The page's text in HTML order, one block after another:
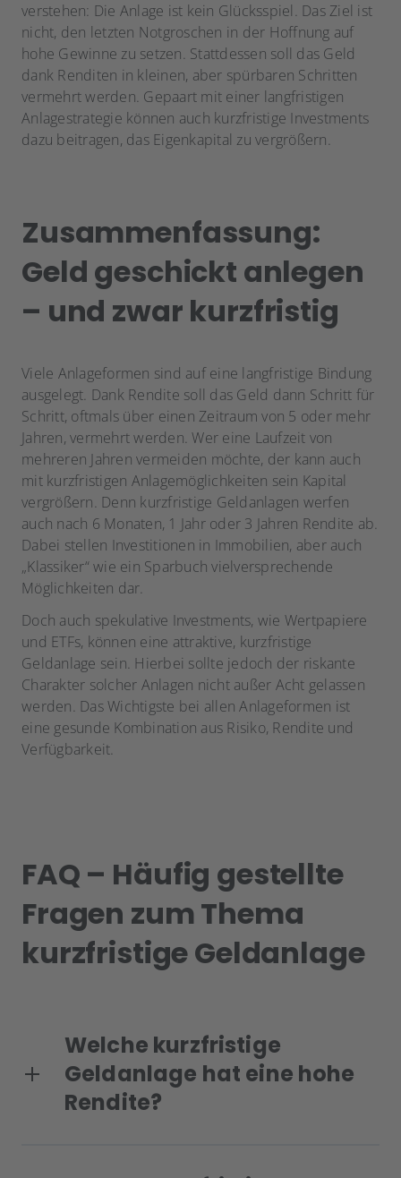
verstehen: Die Anlage ist kein Glücksspiel. Das Ziel ist
nicht, den letzten Notgroschen in der Hoffnung auf
hohe Gewinne zu setzen. Stattdessen soll das Geld
dank Renditen in kleinen, aber spürbaren Schritten
vermehrt werden. Gepaart mit einer langfristigen
Anlagestrategie können auch kurzfristige Investments
dazu beitragen, das Eigenkapital zu vergrößern.
Zusammenfassung:
Geld geschickt anlegen
– und zwar kurzfristig
Viele Anlageformen sind auf eine langfristige Bindung
ausgelegt. Dank Rendite soll das Geld dann Schritt für
Schritt, oftmals über einen Zeitraum von 5 oder mehr
Jahren, vermehrt werden. Wer eine Laufzeit von
mehreren Jahren vermeiden möchte, der kann auch
mit kurzfristigen Anlagemöglichkeiten sein Kapital
vergrößern. Denn kurzfristige Geldanlagen werfen
auch nach 6 Monaten, 1 Jahr oder 3 Jahren Rendite ab.
Dabei stellen Investitionen in Immobilien, aber auch
„Klassiker“ wie ein Sparbuch vielversprechende
Möglichkeiten dar.
Doch auch spekulative Investments, wie Wertpapiere
und ETFs, können eine attraktive, kurzfristige
Geldanlage sein. Hierbei sollte jedoch der riskante
Charakter solcher Anlagen nicht außer Acht gelassen
werden. Das Wichtigste bei allen Anlageformen ist
eine gesunde Kombination aus Risiko, Rendite und
Verfügbarkeit.
FAQ – Häufig gestellte
Fragen zum Thema
kurzfristige Geldanlage
Welche kurzfristige
Geldanlage hat eine hohe
Rendite?